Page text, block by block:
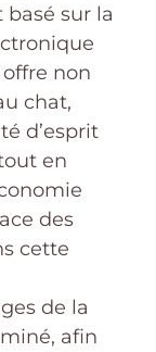
sur la
non
chat,
d’esprit
en
des
cette
de la
afin